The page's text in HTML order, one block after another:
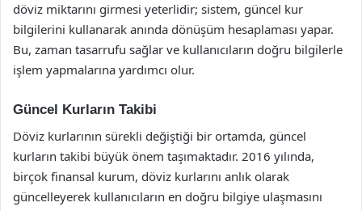
döviz miktarını girmesi yeterlidir; sistem, güncel kur
bilgilerini kullanarak anında dönüşüm hesaplaması yapar.
Bu, zaman tasarrufu sağlar ve kullanıcıların doğru bilgilerle
işlem yapmalarına yardımcı olur.
Güncel Kurların Takibi
Döviz kurlarının sürekli değiştiği bir ortamda, güncel
kurların takibi büyük önem taşımaktadır. 2016 yılında,
birçok finansal kurum, döviz kurlarını anlık olarak
güncelleyerek kullanıcıların en doğru bilgiye ulaşmasını